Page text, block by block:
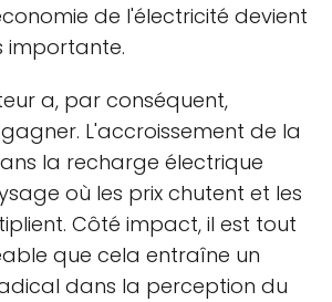
de l'électricité devient
importante.
a, par conséquent,
L'accroissement de la
la recharge électrique
où les prix chutent et les
Côté impact, il est tout
que cela entraîne un
dans la perception du